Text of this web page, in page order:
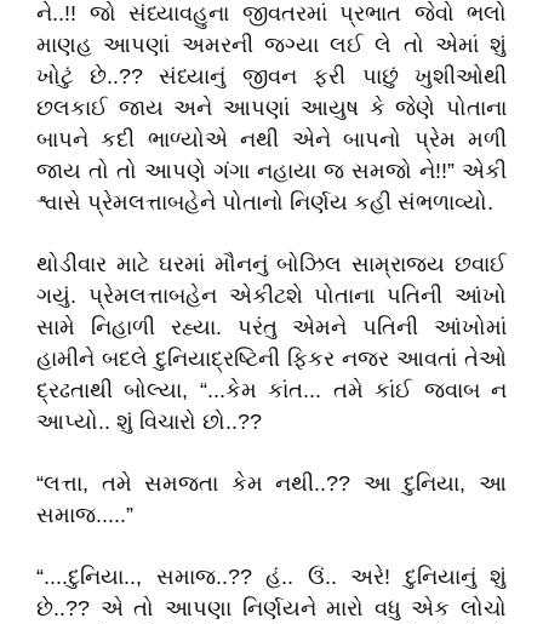
ને..!! જો સંધ્યાવહુના જીવતરમાં પ્રભાત જેવો ભલો
માણહ આપણાં અમરની જગ્યા લઈ લે તો એમાં શું
ખોટું છે..?? સંધ્યાનું જીવન ફરી પાછું ખુશીઓથી
છલકાઈ જાય અને આપણાં આયુષ કે જેણે પોતાના
બાપને કદી ભાળ્યોએ નથી એને બાપનો પ્રેમ મળી
જાય તો તો આપણે ગંગા નહાયા જ સમજો ને!!” એકી
શ્વાસે પ્રેમલત્તાબહેને પોતાનો નિર્ણય કહી સંભળાવ્યો.
થોડીવાર માટે ઘરમાં મૌનનું બોઝિલ સામ્રાજ્ય છવાઈ
ગયું. પ્રેમલત્તાબહેન એકીટશે પોતાના પતિની આંખો
સામે નિહાળી રહ્યા. પરંતુ એમને પતિની આંખોમાં
હામીને બદલે દુનિયાદ્રષ્ટિની ફિકર નજર આવતાં તેઓ
દ્રઢતાથી બોલ્યા, “...કેમ કાંત... તમે કાંઈ જવાબ ન
આપ્યો.. શું વિચારો છો..??
“લત્તા, તમે સમજતા કેમ નથી..?? આ દુનિયા, આ
સમાજ.....”
“....દુનિયા.., સમાજ..?? હં.. ઉં.. અરે! દુનિયાનું શું
છે..?? એ તો આપણા નિર્ણયને મારો વધુ એક લોચો